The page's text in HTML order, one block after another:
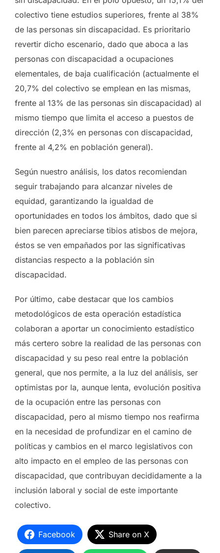
colectivo tiene estudios superiores, frente al 38%
de las personas sin discapacidad. Es prioritario
revertir dicho escenario, dado que aboca a las
personas con discapacidad a ocupaciones
elementales, de baja cualificación (actualmente el
20,7% del colectivo se emplean en las mismas,
frente al 13% de las personas sin discapacidad) al
mismo tiempo que limita el acceso a puestos de
dirección (2,3% en personas con discapacidad,
frente al 4,2% en población general).
Según nuestro análisis, los datos recomiendan
seguir trabajando para alcanzar niveles de
equidad, garantizando la igualdad de
oportunidades en todos los ámbitos, dado que si
bien parecen apreciarse tibios atisbos de mejora,
éstos se ven empañados por las significativas
distancias respecto a la población sin
discapacidad.
Por último, cabe destacar que los cambios
metodológicos de esta operación estadística
colaboran a aportar un conocimiento estadístico
más certero sobre la realidad de las personas con
discapacidad y su peso real entre la población
general, que nos permite, a la luz del análisis, ser
optimistas por la, aunque lenta, evolución positiva
de la ocupación entre las personas con
discapacidad, pero al mismo tiempo nos reafirma
en la necesidad de profundizar en el camino de
políticas y cambios en el marco legislativos con
alto impacto en el empleo de las personas con
discapacidad, que contribuyan decididamente a la
inclusión laboral y social de este importante
colectivo.
Facebook Share on X